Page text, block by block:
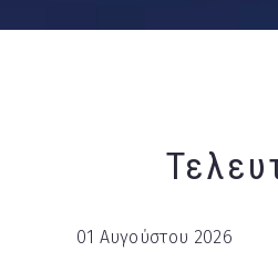
01 Αυγούστου 2026